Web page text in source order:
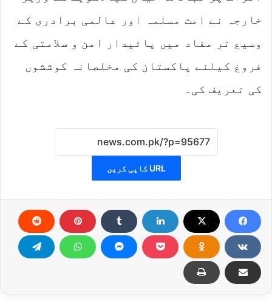
خارجہ نے امت مسلمہ اور عالمی برادری کے
وسیع تر مفاد میں پائیدار امن و سلامتی کے
فروغ کیلئے پاکستان کی مخلصانہ کوششوں
کی تعریف کی۔
URL کاپی کریں